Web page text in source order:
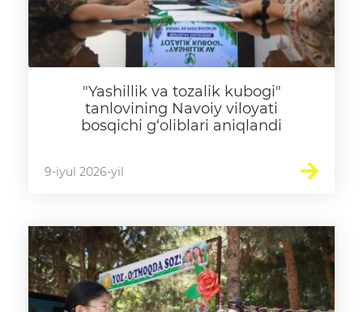
"Yashillik va tozalik kubogi"
tanlovining Navoiy viloyati
bosqichi g‘oliblari aniqlandi
9-iyul 2026-yil